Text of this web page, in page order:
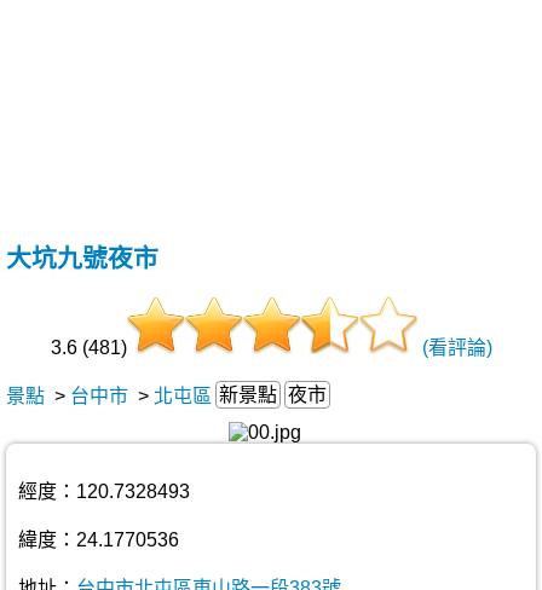
大坑九號夜市
3.6 (481) (看評論)
景點 > 台中市 > 北屯區 新景點 夜市
經度：120.7328493
緯度：24.1770536